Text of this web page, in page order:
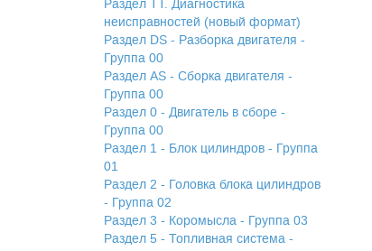
Раздел TТ. Диагностика
неисправностей (новый формат)
Раздел DS - Разборка двигателя -
Группа 00
Раздел АS - Сборка двигателя -
Группа 00
Раздел 0 - Двигатель в сборе -
Группа 00
Раздел 1 - Блок цилиндров - Группа
01
Раздел 2 - Головка блока цилиндров
- Группа 02
Раздел 3 - Коромысла - Группа 03
Раздел 5 - Топливная система -